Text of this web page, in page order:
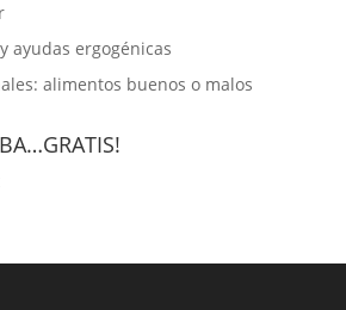
ayudas ergogénicas
alimentos buenos o malos